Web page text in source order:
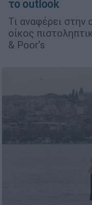
το outlook
Τι αναφέρει στην
οίκος
& Poor’s